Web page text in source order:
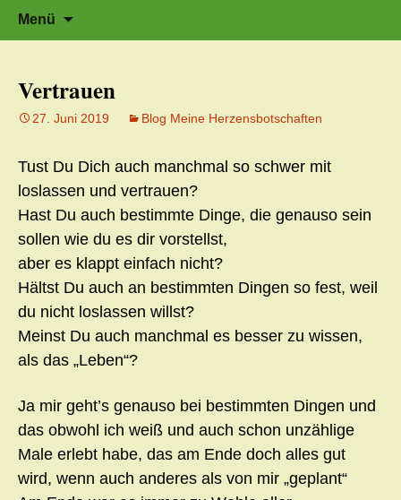
ZumHerzflüstern – Sonja Schwarzmaier –
Herzfluestern.de
Zeit für neue Wege
Menü
nach:
Vertrauen
27. Juni 2019 Blog Meine Herzensbotschaften
Tust Du Dich auch manchmal so schwer mit
loslassen und vertrauen?
Hast Du auch bestimmte Dinge, die genauso sein
sollen wie du es dir vorstellst,
aber es klappt einfach nicht?
Hältst Du auch an bestimmten Dingen so fest, weil
du nicht loslassen willst?
Meinst Du auch manchmal es besser zu wissen,
als das „Leben“?
Ja mir geht’s genauso bei bestimmten Dingen und
das obwohl ich weiß und auch schon unzählige
Male erlebt habe, das am Ende doch alles gut
wird, wenn auch anderes als von mir „geplant“